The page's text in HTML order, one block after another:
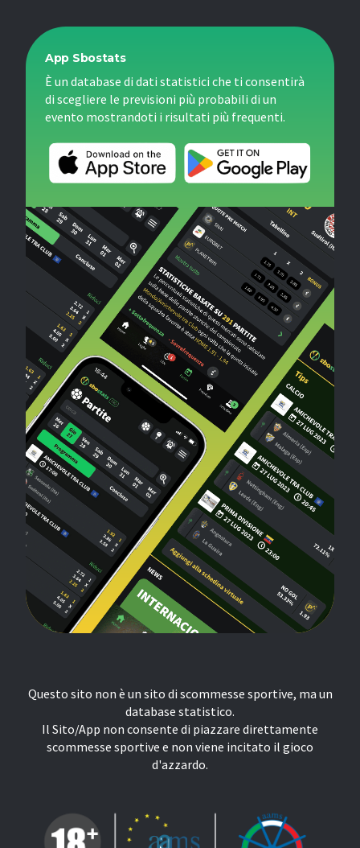
App Sbostats
È un database di dati statistici che ti consentirà
di scegliere le previsioni più probabili di un
evento mostrandoti i risultati più frequenti.
Questo sito non è un sito di scommesse sportive, ma un
database statistico.
Il Sito/App non consente di piazzare direttamente
scommesse sportive e non viene incitato il gioco
d'azzardo.